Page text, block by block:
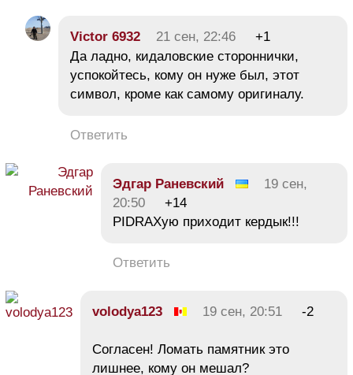
Victor 6932 21 сен, 22:46
+1
Да ладно, кидаловские стороннички,
успокойтесь, кому он нуже был, этот
символ, кроме как самому оригиналу.
Ответить
Эдгар Раневский
19 сен,
20:50
+14
PIDRAXyю приходит кердык!!!
Ответить
volodya123 19 сен, 20:51 -2
Согласен! Ломать памятник это
лишнее, кому он мешал?